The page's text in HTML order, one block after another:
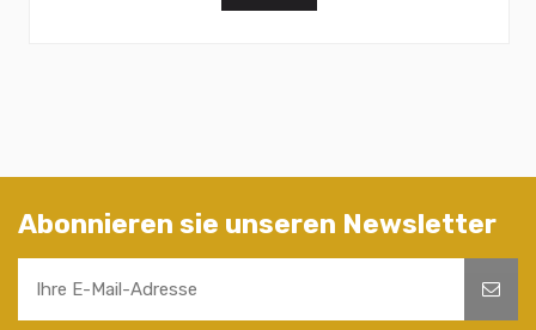
Abonnieren sie unseren Newsletter